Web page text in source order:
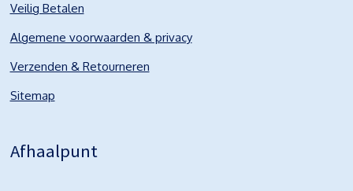
Veilig Betalen
Algemene voorwaarden & privacy
Verzenden & Retourneren
Sitemap
Afhaalpunt